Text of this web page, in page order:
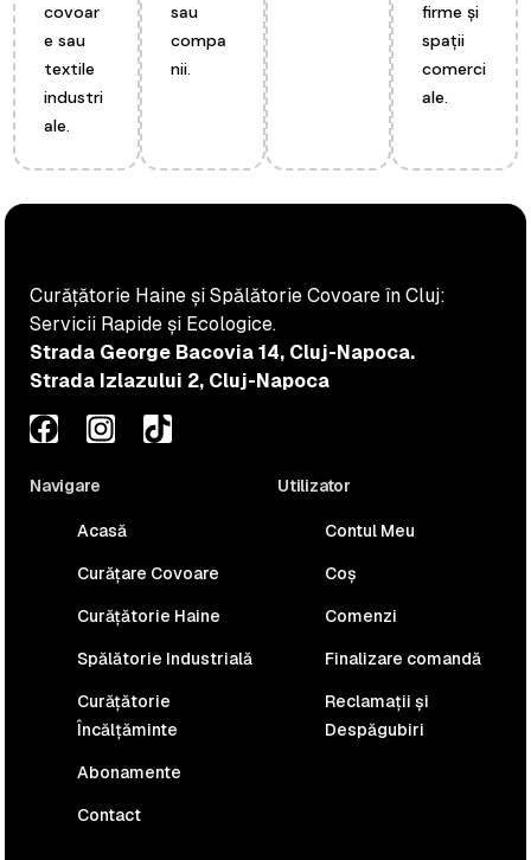
covoar
e sau
textile
industri
ale.
sau
compa
nii.
firme și
spații
comerci
ale.
Curățătorie Haine și Spălătorie Covoare în Cluj:
Servicii Rapide și Ecologice.
Strada George Bacovia 14, Cluj-Napoca.
Strada Izlazului 2, Cluj-Napoca
Navigare
Acasă
Curățare Covoare
Curățătorie Haine
Spălătorie Industrială
Curățătorie
Încălțăminte
Abonamente
Contact
Utilizator
Contul Meu
Coș
Comenzi
Finalizare comandă
Reclamații și
Despăgubiri